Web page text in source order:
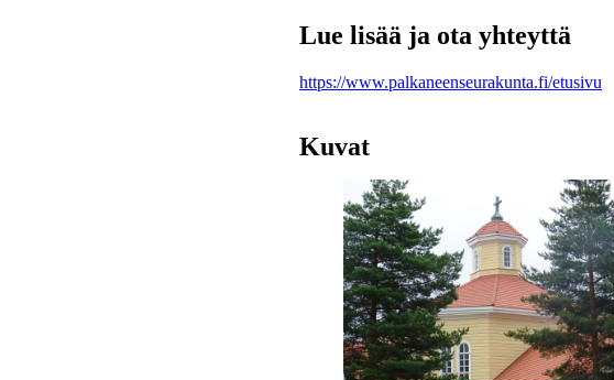
Lue lisää ja ota yhteyttä
https://www.palkaneenseurakunta.fi/etusivu
Kuvat